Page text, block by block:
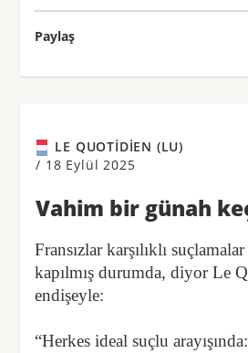
Paylaş
LE QUOTIDIEN (LU)
/ 18 Eylül 2025
Vahim bir günah
Fransızlar karşılıklı suçlamalar
kapılmış durumda, diyor Le
endişeyle:
“Herkes ideal suçlu